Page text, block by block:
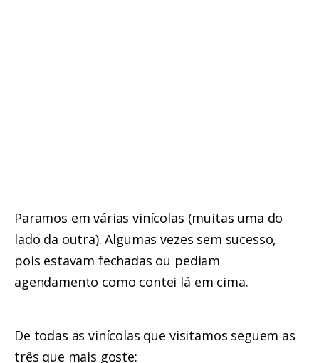
Paramos em várias vinícolas (muitas uma do
lado da outra). Algumas vezes sem sucesso,
pois estavam fechadas ou pediam
agendamento como contei lá em cima.
De todas as vinícolas que visitamos seguem as
três que mais goste: